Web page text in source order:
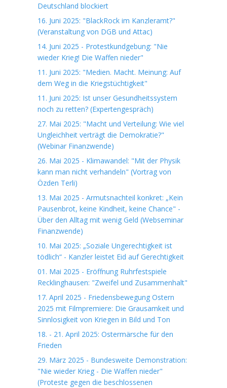
Deutschland blockiert
16. Juni 2025: "BlackRock im Kanzleramt?"
(Veranstaltung von DGB und Attac)
14. Juni 2025 - Protestkundgebung: "Nie
wieder Krieg! Die Waffen nieder"
11. Juni 2025: "Medien. Macht. Meinung: Auf
dem Weg in die Kriegstüchtigkeit"
11. Juni 2025: Ist unser Gesundheitssystem
noch zu retten? (Expertengespräch)
27. Mai 2025: "Macht und Verteilung: Wie viel
Ungleichheit verträgt die Demokratie?"
(Webinar Finanzwende)
26. Mai 2025 - Klimawandel: "Mit der Physik
kann man nicht verhandeln" (Vortrag von
Özden Terli)
13. Mai 2025 - Armutsnachteil konkret: „Kein
Pausenbrot, keine Kindheit, keine Chance" -
Über den Alltag mit wenig Geld (Webseminar
Finanzwende)
10. Mai 2025: „Soziale Ungerechtigkeit ist
tödlich“ - Kanzler leistet Eid auf Gerechtigkeit
01. Mai 2025 - Eröffnung Ruhrfestspiele
Recklinghausen: "Zweifel und Zusammenhalt"
17. April 2025 - Friedensbewegung Ostern
2025 mit Filmpremiere: Die Grausamkeit und
Sinnlosigkeit von Kriegen in Bild und Ton
18. - 21. April 2025: Ostermärsche für den
Frieden
29. März 2025 - Bundesweite Demonstration:
"Nie wieder Krieg - Die Waffen nieder"
(Proteste gegen die beschlossenen